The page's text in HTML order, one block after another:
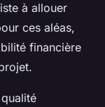
à allouer
ces aléas,
financière